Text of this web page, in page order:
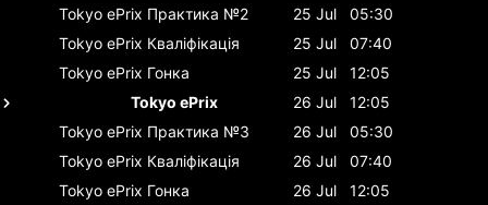
Tokyo ePrix Практика №2 25 Jul
05:30
Tokyo ePrix Кваліфікація 25 Jul
07:40
Tokyo ePrix Гонка 25 Jul
12:05
Tokyo ePrix
26 Jul
12:05
Tokyo ePrix Практика №3 26 Jul
05:30
Tokyo ePrix Кваліфікація 26 Jul
07:40
Tokyo ePrix Гонка 26 Jul
12:05